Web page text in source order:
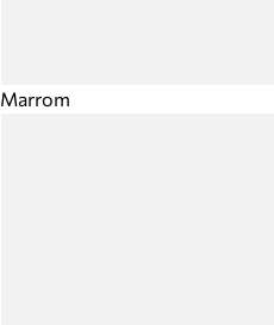
Marrom